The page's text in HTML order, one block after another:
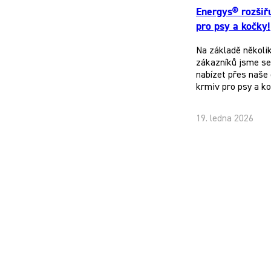
Energys®
pro psy a kočky!
Na základě
zákazníků jsme
nabízet přes
krmiv pro psy a
19. ledna 2026